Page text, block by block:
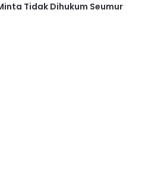
Tidak Dihukum Seumur